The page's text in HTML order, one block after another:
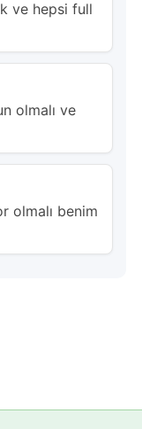
ve hepsi full
olmalı ve
olmalı benim